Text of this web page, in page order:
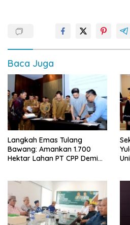
Baca Juga
Langkah Emas Tulang
Bawang: Amankan 1.700
Hektar Lahan PT CPP Demi